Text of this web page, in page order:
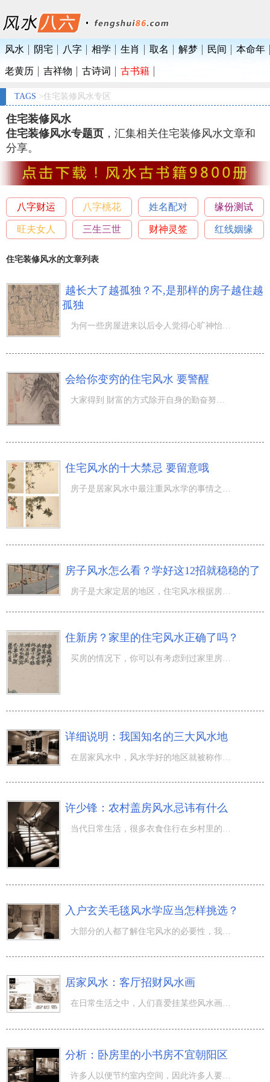
风水 阴宅 八字 相学 生肖 取名 解梦 民间 本命年
老黄历 吉祥物 古诗词 古书籍
TAGS >住宅装修风水专区
住宅装修风水
住宅装修风水专题页 ，汇集相关住宅装修风水文章和
分享。
八字财运 八字桃花 姓名配对 缘份测试
旺夫女人 三生三世 财神灵签 红线姻缘
住宅装修风水的文章列表
越长大了越孤独？不,是那样的房子越住越
孤独
为何一些房屋进来以后令人觉得心旷神怡、精神实质增长？而一些房屋进来以后是阴郁暗淡、低落不景气？这跟房
会给你变穷的住宅风水 要警醒
大家得到 財富的方式除开自身的勤奋努力以外，也有三分“运势”。房屋的风水会危害到定居人的财运，不景气
住宅风水的十大禁忌 要留意哦
房子是居家风水中最注重风水学的事情之一，房子应当怎么看风水的优劣呢？哪些的住宅风水好？哪些的房子有风
房子风水怎么看？学好这12招就稳稳的了
房子是大家定居的地区，住宅风水根据房子的合理布局、摆饰、家居家具等內容对大家的运程造成危害。大家应当
住新房？家里的住宅风水正确了吗？
详细说明：我国知名的三大风水地
许少锋：农村盖房风水忌讳有什么
当代日常生活，很多衣食住行在乡村里的人，大多数都是自身建房子，她们喜爱乡村那类平静的衣食住行，而讨厌
入户玄关毛毯风水学应当怎样挑选？
大部分的人都了解住宅风水的必要性，我觉得住宅风水一样也包含了屋子里边的合理布局、摆饰这些。人们每个人
居家风水：客厅招财风水画
分析：卧房里的小书房不宜朝阳区